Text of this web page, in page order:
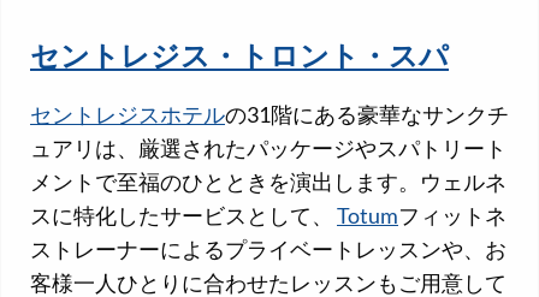
セントレジス・トロント・スパ
セントレジスホテルの31階にある豪華なサンクチ
ュアリは、厳選されたパッケージやスパトリート
メントで至福のひとときを演出します。ウェルネ
スに特化したサービスとして、 Totumフィットネ
ストレーナーによるプライベートレッスンや、お
客様一人ひとりに合わせたレッスンもご用意して